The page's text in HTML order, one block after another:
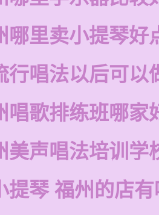
哪里卖小提琴好
行唱法以后可以
唱歌排练班哪家
美声唱法培训学
提琴 福州的店